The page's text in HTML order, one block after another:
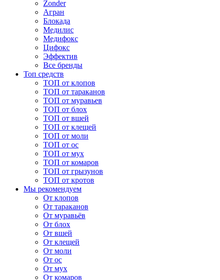
Zonder
Агран
Блокада
Медилис
Медифокс
Цифокс
Эффектив
Все бренды
Топ средств
ТОП от клопов
ТОП от тараканов
ТОП от муравьев
ТОП от блох
ТОП от вшей
ТОП от клещей
ТОП от моли
ТОП от ос
ТОП от мух
ТОП от комаров
ТОП от грызунов
ТОП от кротов
Мы рекомендуем
От клопов
От тараканов
От муравьёв
От блох
От вшей
От клещей
От моли
От ос
От мух
От комаров